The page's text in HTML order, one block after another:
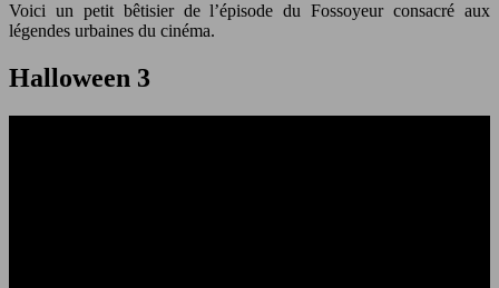
Voici un petit bêtisier de l’épisode du Fossoyeur consacré aux
légendes urbaines du cinéma.
Halloween 3